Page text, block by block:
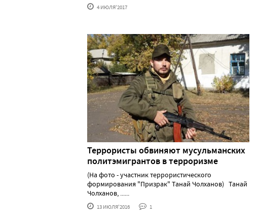
4 ИЮЛЯ'2017
Террористы обвиняют мусульманских
политэмигрантов в терроризме
(На фото - участник террористического
формирования "Призрак" Танай Чолханов) Танай
Чолханов, ......
13 ИЮЛЯ'2016 1